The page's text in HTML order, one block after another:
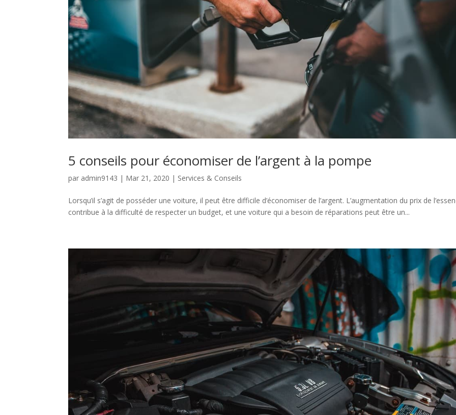
5 conseils pour économiser de l’argent à la pompe
par admin9143 | Mar 21, 2020 | Services & Conseils
Lorsqu’il s’agit de posséder une voiture, il peut être difficile d’économiser de l’argent. L’augmentation du prix de
contribue à la difficulté de respecter un budget, et une voiture qui a besoin de réparations peut être un...